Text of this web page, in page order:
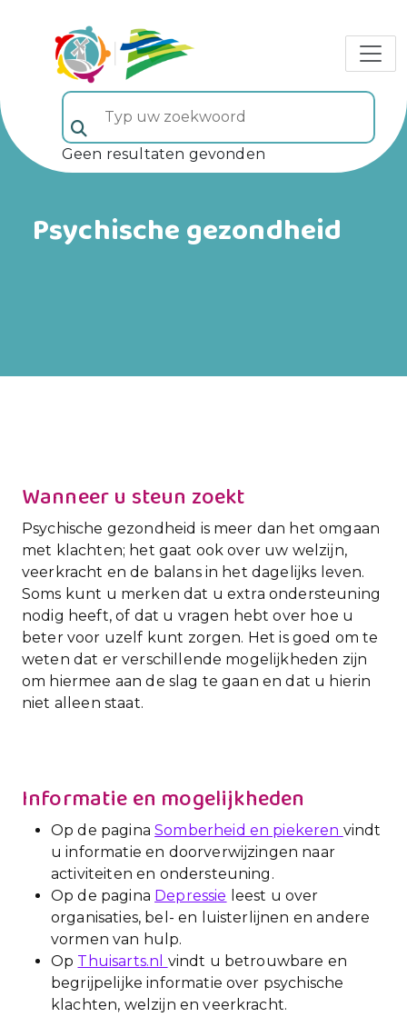
Typ uw zoekwoord (veld 5)
Geen resultaten gevonden
Psychische gezondheid
Wanneer u steun zoekt
Psychische gezondheid is meer dan het omgaan
met klachten; het gaat ook over uw welzijn,
veerkracht en de balans in het dagelijks leven.
Soms kunt u merken dat u extra ondersteuning
nodig heeft, of dat u vragen hebt over hoe u
beter voor uzelf kunt zorgen. Het is goed om te
weten dat er verschillende mogelijkheden zijn
om hiermee aan de slag te gaan en dat u hierin
niet alleen staat.
Informatie en mogelijkheden
Op de paginaSomberheid en piekeren vindt
u informatie en doorverwijzingen naar
activiteiten en ondersteuning.
Op de pagina Depressie leest u over
organisaties, bel- en luisterlijnen en andere
vormen van hulp.
Op Thuisarts.nl vindt u betrouwbare en
begrijpelijke informatie over psychische
klachten, welzijn en veerkracht.